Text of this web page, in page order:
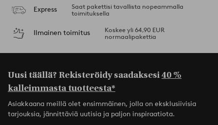
Express
Saat pakettisi tavallista nopeammalla
toimituksella
Ilmainen toimitus
Koskee yli 64,90 EUR
normaalipakettia
Uusi täällä? Rekisteröidy saadaksesi40 %
kalleimmasta tuotteesta*
Asiakkaana meillä olet ensimmäinen, jolla on eksklusiivisia
tarjouksia, jännittäviä uutisia ja paljon inspiraatiota.